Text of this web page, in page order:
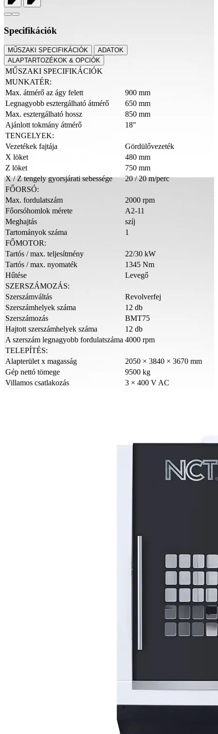
Specifikációk
MŰSZAKI SPECIFIKÁCIÓK
ADATOK
ALAPTARTOZÉKOK & OPCIÓK
MŰSZAKI SPECIFIKÁCIÓK
MUNKATÉR:
Max. átmérő az ágy felett
900 mm
Legnagyobb esztergálható átmérő
650 mm
Max. esztergálható hossz
850 mm
Ajánlott tokmány átmérő
18"
TENGELYEK:
Vezetékek fajtája
Gördülővezeték
X löket
480 mm
Z löket
750 mm
X / Z tengely gyorsjárati sebessége
20 / 20 m/perc
FŐORSÓ:
Max. fordulatszám
2000 rpm
Főorsóhomlok mérete
A2-11
Meghajtás
szíj
Tartományok száma
1
FŐMOTOR:
Tartós / max. teljesítmény
22/30 kW
Tartós / max. nyomaték
1345 Nm
Hűtése
Levegő
SZERSZÁMOZÁS:
Szerszámváltás
Revolverfej
Szerszámhelyek száma
12 db
Szerszámozás
BMT75
Hajtott szerszámhelyek száma
12 db
A szerszám legnagyobb fordulatszáma 4000 rpm
TELEPÍTÉS:
Alapterület x magasság
2050 × 3840 × 3670 mm
Gép nettó tömege
9500 kg
Villamos csatlakozás
3 × 400 V AC